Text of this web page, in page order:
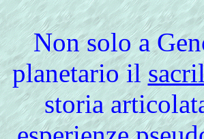
Nonsolo a
planetario il
storia